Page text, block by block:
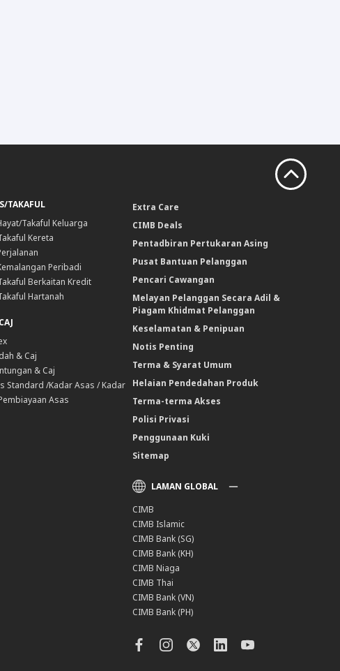
TAKAFUL
Takaful Keluarga
Kereta
Peribadi
Berkaitan Kredit
Hartanah
& Caj
& Caj
Standard /Kadar Asas / Kadar
Asas
Extra Care
CIMB Deals
Pentadbiran Pertukaran Asing
Pusat Bantuan Pelanggan
Pencari Cawangan
Melayan Pelanggan Secara Adil &
Piagam Khidmat Pelanggan
Keselamatan & Penipuan
Notis Penting
Terma & Syarat Umum
Helaian Pendedahan Produk
Terma-terma Akses
Polisi Privasi
Penggunaan Kuki
Sitemap
LAMAN GLOBAL
CIMB
CIMB Islamic
CIMB Bank (SG)
CIMB Bank (KH)
CIMB Niaga
CIMB Thai
CIMB Bank (VN)
CIMB Bank (PH)